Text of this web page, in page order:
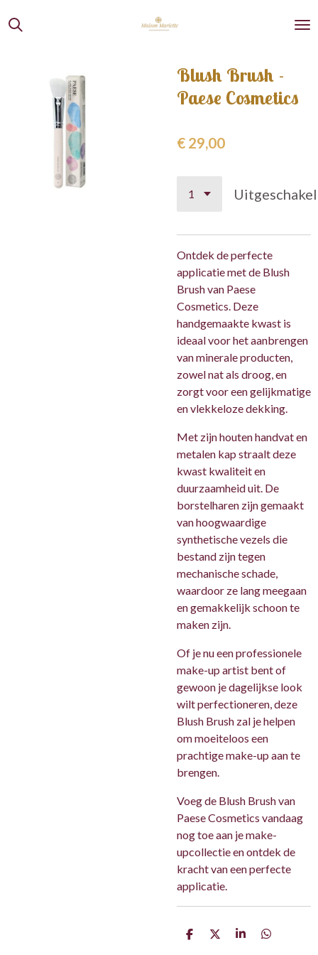
direct
hoofdinhoud
Blush Brush -
Paese Cosmetics
€ 29,00
Ontdek de perfecte
applicatie met de Blush
Brush van Paese
Cosmetics. Deze
handgemaakte kwast is
ideaal voor het aanbrengen
van minerale producten,
zowel nat als droog, en
zorgt voor een gelijkmatige
en vlekkeloze dekking.
Met zijn houten handvat en
metalen kap straalt deze
kwast kwaliteit en
duurzaamheid uit. De
borstelharen zijn gemaakt
van hoogwaardige
synthetische vezels die
bestand zijn tegen
mechanische schade,
waardoor ze lang meegaan
en gemakkelijk schoon te
maken zijn.
Of je nu een professionele
make-up artist bent of
gewoon je dagelijkse look
wilt perfectioneren, deze
Blush Brush zal je helpen
om moeiteloos een
prachtige make-up aan te
brengen.
Voeg de Blush Brush van
Paese Cosmetics vandaag
nog toe aan je make-
upcollectie en ontdek de
kracht van een perfecte
applicatie.
D
D
S
D